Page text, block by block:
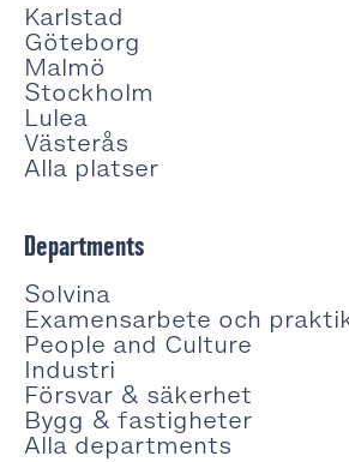
Karlstad
Göteborg
Malmö
Stockholm
Lulea
Västerås
Alla platser
Departments
Solvina
Examensarbete och
People and Culture
Industri
Försvar & säkerhet
Bygg & fastigheter
Alla departments